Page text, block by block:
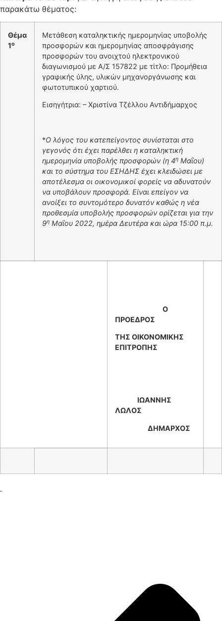
παρακάτω θέματος:
Θέμα
1ο
Μετάθεση καταληκτικής ημερομηνίας υποβολής
προσφορών και ημερομηνίας αποσφράγισης
προσφορών του ανοιχτού ηλεκτρονικού
διαγωνισμού με Α/Σ 157822 με τίτλο: Προμήθεια
γραφικής ύλης, υλικών μηχανοργάνωσης και
φωτοτυπικού χαρτιού.
Εισηγήτρια: – Χριστίνα Τζέλλου Αντιδήμαρχος
*Ο λόγος του κατεπείγοντος συνίσταται στο
γεγονός ότι έχει παρέλθει η καταληκτική
ημερομηνία υποβολής προσφορών (η 4η Μαΐου)
και το σύστημα του ΕΣΗΔΗΣ έχει κλειδώσει με
αποτέλεσμα οι οικονομικοί φορείς να αδυνατούν
να υποβάλουν προσφορά. Είναι επείγον να
ανοίξει το συντομότερο δυνατόν καθώς η νέα
προθεσμία υποβολής προσφορών ορίζεται για την
9η Μαΐου 2022, ημέρα Δευτέρα και ώρα 15:00 π.μ.
Ο
ΠΡΟΕΔΡΟΣ
ΤΗΣ ΟΙΚΟΝΟΜΙΚΗΣ
ΕΠΙΤΡΟΠΗΣ
ΙΩΑΝΝΗΣ
ΛΩΛΟΣ
ΔΗΜΑΡΧΟΣ